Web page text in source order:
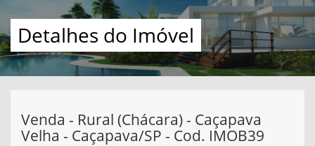
Detalhes do Imóvel
Venda - Rural (Chácara) - Caçapava
Velha - Caçapava/SP - Cod. IMOB39